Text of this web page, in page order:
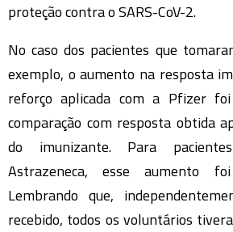
proteção contra o SARS-CoV-2.
No caso dos pacientes que
exemplo, o aumento na resposta
reforço aplicada com a Pfizer
comparação com resposta obtida
do imunizante. Para
Astrazeneca, esse aumento
Lembrando que,
recebido, todos os voluntários